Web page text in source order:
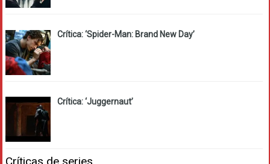
Crítica: ‘Spider-Man: Brand New Day’
Crítica: ‘Juggernaut’
Críticas de series